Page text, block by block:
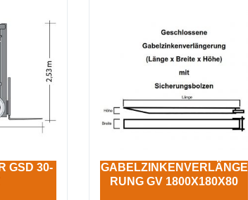
GSD 30-
GABELZINKENVERLÄNGE
RUNG GV 1800X180X80